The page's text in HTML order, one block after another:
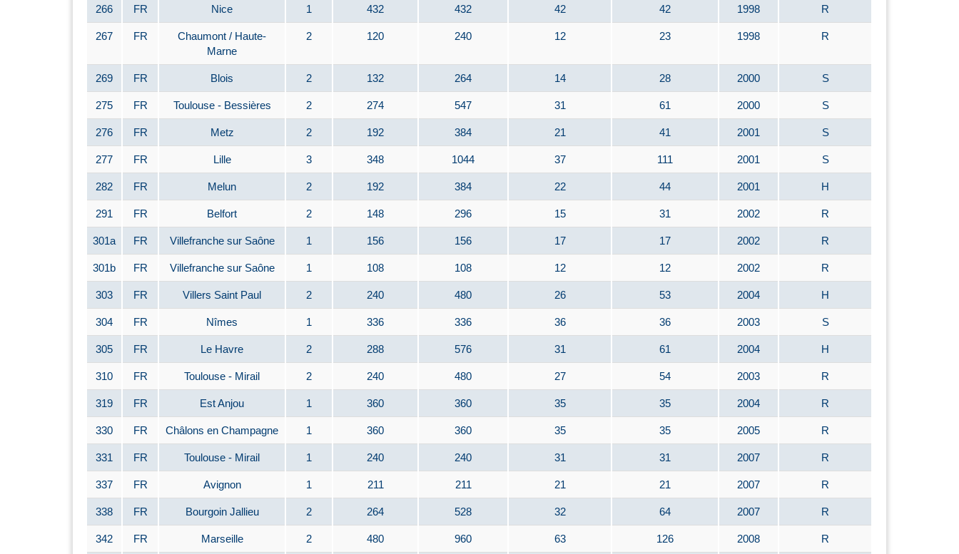
266 FR Nice 1 432 432 42 42 1998 R
267 FR
Chaumont / Haute-
Marne
2 120 240 12 23 1998 R
269 FR Blois 2 132 264 14 28 2000 S
275 FR Toulouse - Bessières 2 274 547 31 61 2000 S
276 FR Metz 2 192 384 21 41 2001 S
277 FR Lille 3 348 1044 37 111 2001 S
282 FR Melun 2 192 384 22 44 2001 H
291 FR Belfort 2 148 296 15 31 2002 R
301a FR Villefranche sur Saône 1 156 156 17 17 2002 R
301b FR Villefranche sur Saône 1 108 108 12 12 2002 R
303 FR Villers Saint Paul 2 240 480 26 53 2004 H
304 FR Nîmes 1 336 336 36 36 2003 S
305 FR Le Havre 2 288 576 31 61 2004 H
310 FR Toulouse - Mirail 2 240 480 27 54 2003 R
319 FR Est Anjou 1 360 360 35 35 2004 R
330 FR Châlons en Champagne 1 360 360 35 35 2005 R
331 FR Toulouse - Mirail 1 240 240 31 31 2007 R
337 FR Avignon 1 211 211 21 21 2007 R
338 FR Bourgoin Jallieu 2 264 528 32 64 2007 R
342 FR Marseille 2 480 960 63 126 2008 R